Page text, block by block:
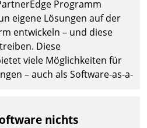
Programm
eigene Lösungen auf der
entwickeln – und diese
Diese
viele Möglichkeiten für
– auch als Software-as-a-
nichts